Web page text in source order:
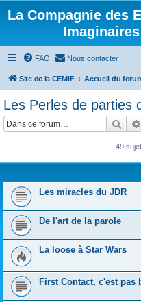
La Compagnie des
FAQ Nous contacter
Site de la CEMIF Accueil du
Les Perles de parties
49
Les miracles du JDR
De l'art de la parole
La loose à Star Wars
First Contact, c'est pas